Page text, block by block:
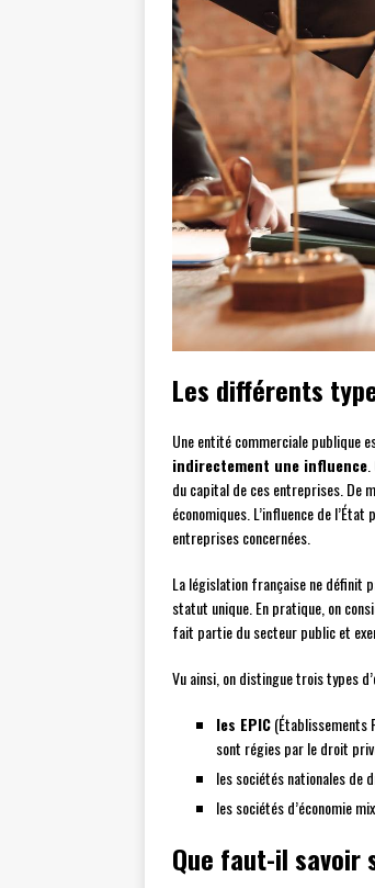
Les différents
Une entité commerciale publique
indirectement une influence
du capital de ces entreprises. De
économiques. L’influence de
entreprises concernées.
La législation française ne définit
statut unique. En pratique, on
fait partie du secteur public et
Vu ainsi, on distingue trois types
les EPIC(Établissements
sont régies par le droit
les sociétés nationales de
les sociétés d’économie
Que faut-il savoir